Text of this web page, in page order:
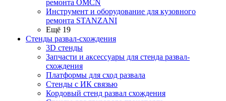
ремонта OMCN
Инструмент и оборудование для кузовного
ремонта STANZANI
Ещё 19
Стенды развал-схождения
3D стенды
Запчасти и аксессуары для стенда развал-
схождения
Платформы для сход развала
Стенды с ИК связью
Кордовый стенд развал схождения